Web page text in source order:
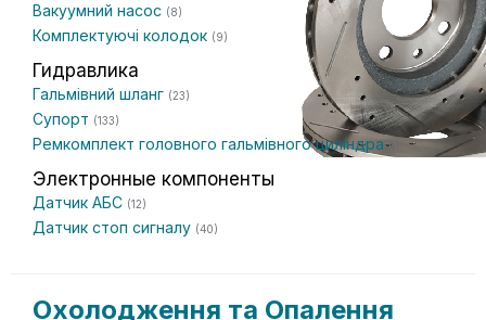
Вакуумний насос (8)
Комплектуючі колодок (9)
Гидравлика
Гальмівний шланг (23)
Супорт (133)
Ремкомплект головного гальмівного циліндра(1)
Электронные компоненты
Датчик АБС (12)
Датчик стоп сигналу (40)
Охолодження та Опалення